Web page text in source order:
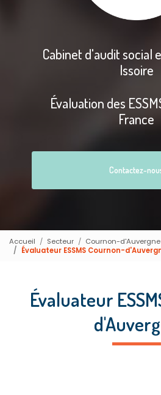
Cabinet d'audit social
Issoire
Évaluation des
France
Contactez-
Accueil Secteur
Cournon-d'Auvergne
Évaluateur ESSMS Cournon-
Évaluateur